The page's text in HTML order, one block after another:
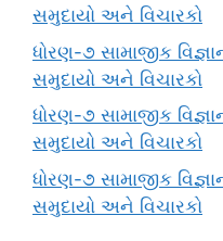
સમુદાયો અને વિચારકો
ધોરણ-૭ સામાજીક
સમુદાયો અને વિચારકો
ધોરણ-૭ સામાજીક
સમુદાયો અને વિચારકો
ધોરણ-૭ સામાજીક
સમુદાયો અને વિચારકો